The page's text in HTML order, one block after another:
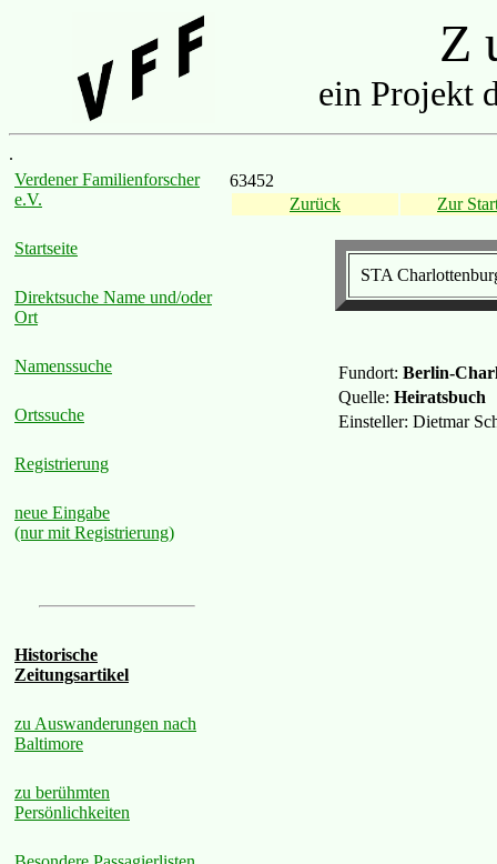
Z
ein Projekt
.
Verdener Familienforscher
e.V.
Startseite
Direktsuche Name und/oder
Ort
Namenssuche
Ortssuche
Registrierung
neue Eingabe
(nur mit Registrierung)
Historische
Zeitungsartikel
zu Auswanderungen nach
Baltimore
zu berühmten
Persönlichkeiten
63452
Zurück
Zur
STA
Fundort: Berlin-
Quelle: Heiratsbuch
Einsteller: Dietmar